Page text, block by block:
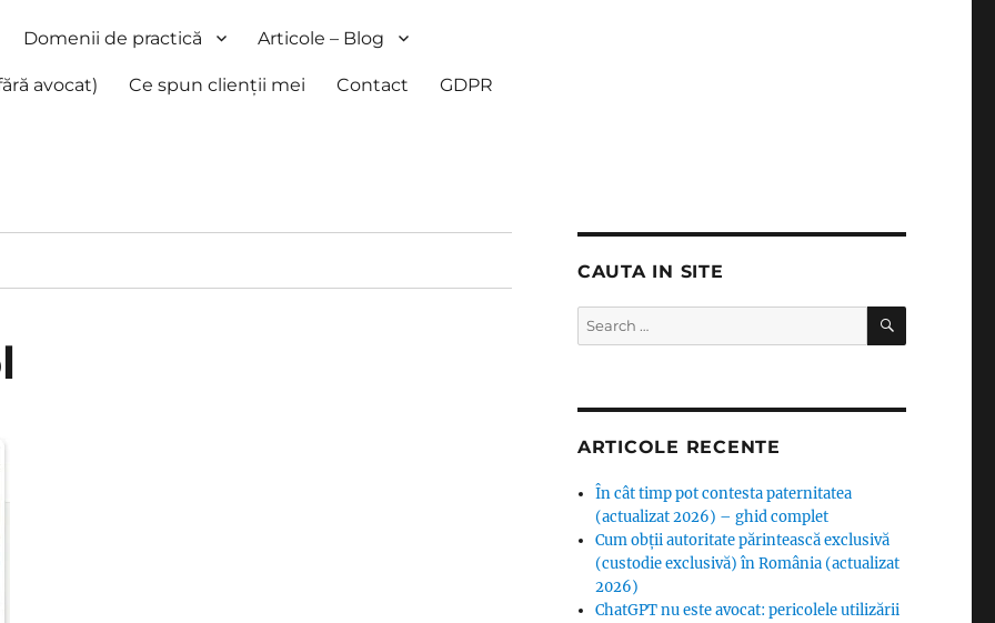
Domenii de practică Articole – Blog
avocat) Ce spun clienții mei Contact GDPR
CAUTA IN SITE
Search
for:
SEARCH
ARTICOLE RECENTE
În cât timp pot contesta paternitatea
(actualizat 2026) – ghid complet
Cum obții autoritate părintească exclusivă
(custodie exclusivă) în România (actualizat
2026)
ChatGPT nu este avocat: pericolele utilizării